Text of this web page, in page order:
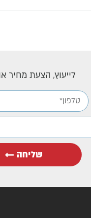
לייעוץ, הצעת מחיר
שליחה